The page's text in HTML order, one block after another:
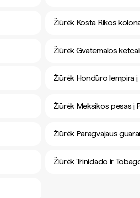
Žiūrėk Kosta Rikos
Žiūrėk Gvatemalos
Žiūrėk Hondūro lempira į
Žiūrėk Meksikos pesas į
Žiūrėk Paragvajaus
Žiūrėk Trinidado ir